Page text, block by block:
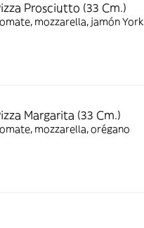
Prosciutto (33 Cm.)
mozzarella, jamón York
Margarita (33 Cm.)
mozzarella, orégano